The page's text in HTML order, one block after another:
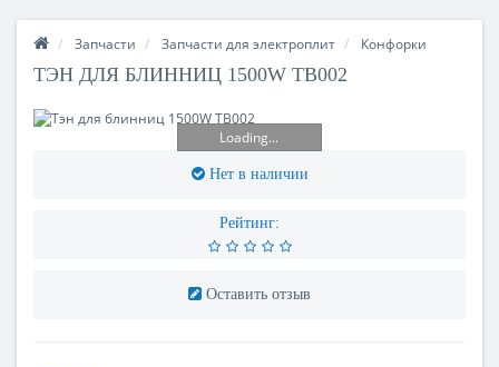
Запчасти Запчасти для электроплит Конфорки
ТЭН ДЛЯ БЛИННИЦ 1500W TB002
Loading...
Нет в наличии
Рейтинг:
Оставить отзыв